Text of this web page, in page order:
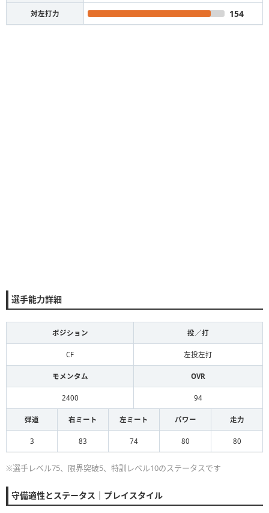
対左打力 154
選手能力詳細
ポジション 投／打
CF 左投左打
モメンタム OVR
2400 94
弾道 右ミート 左ミート パワー 走力
3 83 74 80 80
※選手レベル75、限界突破5、特訓レベル10のステータスです
守備適性とステータス｜プレイスタイル